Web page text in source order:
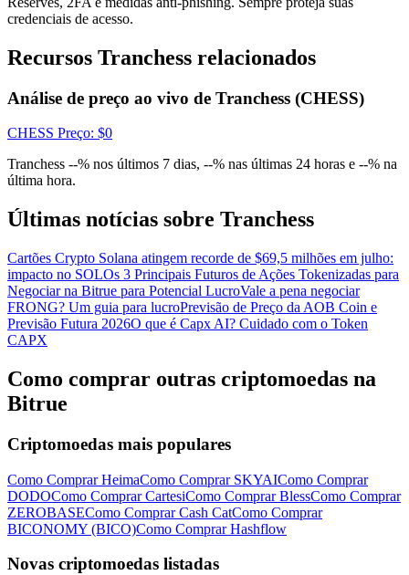
Conecte-se Inscrever-se
Português
credenciais de acesso.
Recursos Tranchess relacionados
Análise de preço ao vivo de Tranchess (CHESS)
CHESS Preço: $0
Tranchess --% nos últimos 7 dias, --% nas últimas 24 horas e --% na
última hora.
Últimas notícias sobre Tranchess
Cartões Crypto Solana atingem recorde de $69,5 milhões em julho:
impacto no SOLOs 3 Principais Futuros de Ações Tokenizadas para
Negociar na Bitrue para Potencial LucroVale a pena negociar
FRONG? Um guia para lucroPrevisão de Preço da AOB Coin e
Previsão Futura 2026O que é Capx AI? Cuidado com o Token
CAPX
Como comprar outras criptomoedas na
Bitrue
Criptomoedas mais populares
Como Comprar HeimaComo Comprar SKYAIComo Comprar
DODOComo Comprar CartesiComo Comprar BlessComo Comprar
ZEROBASEComo Comprar Cash CatComo Comprar
BICONOMY (BICO)Como Comprar Hashflow
Novas criptomoedas listadas